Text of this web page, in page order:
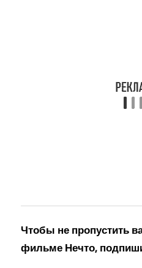
Чтобы не пропустить
фильме Нечто,